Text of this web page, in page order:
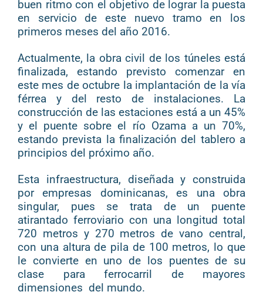
buen ritmo con el objetivo de lograr la puesta
en servicio de este nuevo tramo en los
primeros meses del año 2016.
Actualmente, la obra civil de los túneles está
finalizada, estando previsto comenzar en
este mes de octubre la implantación de la vía
férrea y del resto de instalaciones. La
construcción de las estaciones está a un 45%
y el puente sobre el río Ozama a un 70%,
estando prevista la finalización del tablero a
principios del próximo año.
Esta infraestructura, diseñada y construida
por empresas dominicanas, es una obra
singular, pues se trata de un puente
atirantado ferroviario con una longitud total
720 metros y 270 metros de vano central,
con una altura de pila de 100 metros, lo que
le convierte en uno de los puentes de su
clase para ferrocarril de mayores
dimensiones del mundo.